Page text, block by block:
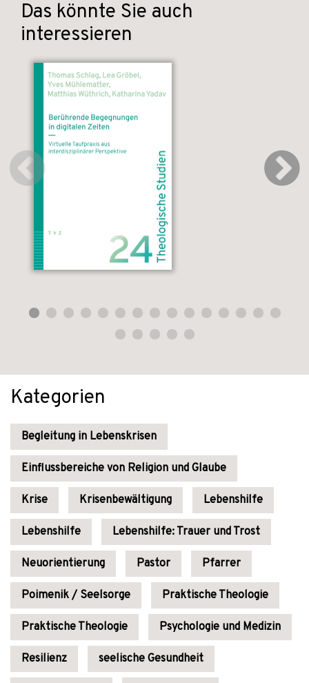
Das könnte Sie auch
interessieren
Kategorien
Begleitung in Lebenskrisen
Einflussbereiche von Religion und Glaube
Krise Krisenbewältigung Lebenshilfe
Lebenshilfe Lebenshilfe: Trauer und Trost
Neuorientierung Pastor Pfarrer
Poimenik / Seelsorge Praktische Theologie
Praktische Theologie Psychologie und Medizin
Resilienz seelische Gesundheit